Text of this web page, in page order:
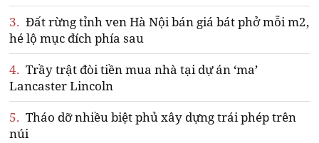
3. Đất rừng tỉnh ven Hà Nội bán giá bát phở mỗi m2,
hé lộ mục đích phía sau
4. Trầy trật đòi tiền mua nhà tại dự án ‘ma’
Lancaster Lincoln
5. Tháo dỡ nhiều biệt phủ xây dựng trái phép trên
núi